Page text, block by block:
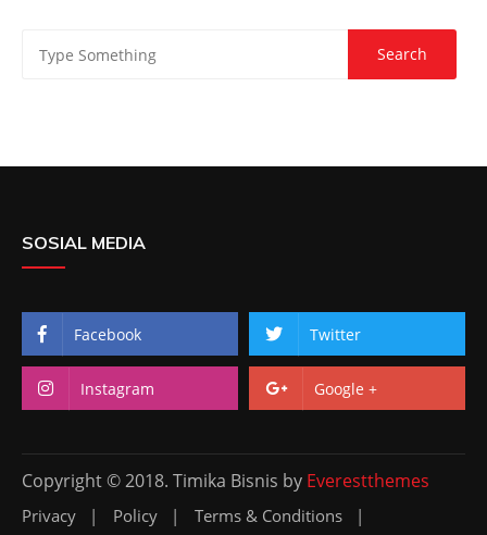
SOSIAL MEDIA
Facebook Twitter
Instagram Google +
Copyright © 2018. Timika Bisnis by Everestthemes
Privacy Policy
Terms & Conditions